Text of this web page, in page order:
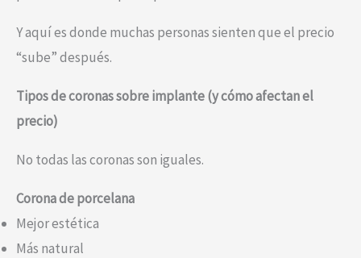
Y aquí es donde muchas personas sienten que el precio
“sube” después.
Tipos de coronas sobre implante (y cómo afectan el
precio)
No todas las coronas son iguales.
Corona de porcelana
Mejor estética
Más natural